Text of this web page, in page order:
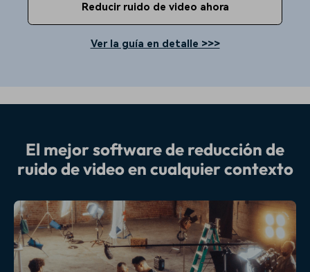
Reducir ruido de video ahora
Ver la guía en detalle >>>
El mejor software de reducción de
ruido de video en cualquier contexto